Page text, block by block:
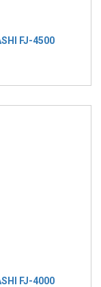
FJ-4500
FJ-4000